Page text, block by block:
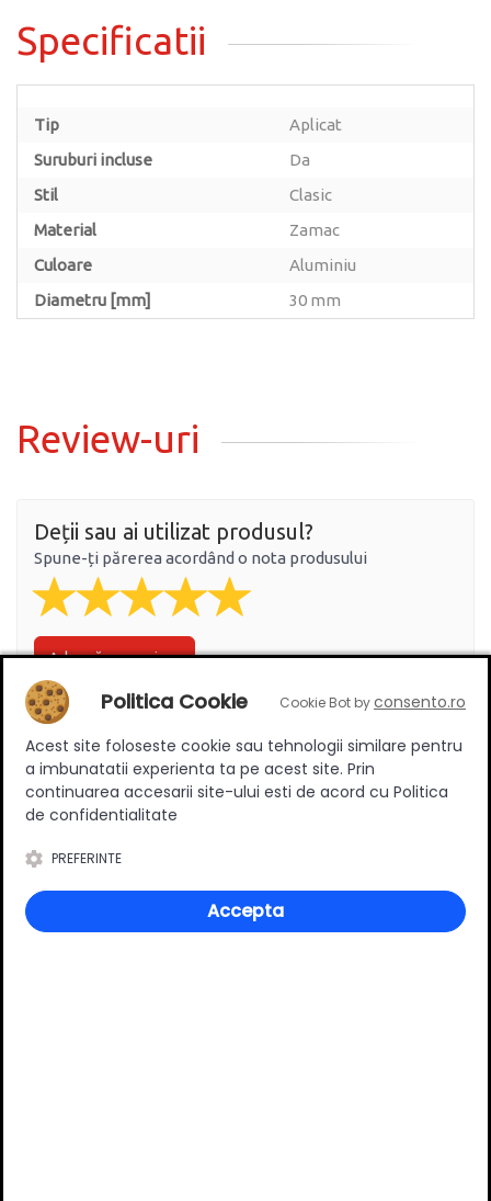
Specificatii
Tip
Aplicat
Suruburi incluse
Da
Stil
Clasic
Material
Zamac
Culoare
Aluminiu
Diametru [mm]
30 mm
Review-uri
Deții sau ai utilizat produsul?
Spune-ți părerea acordând o nota produsului
Adaugă un review
Ratingul general al produsului
0 (0 review-uri)
Politica Cookie Cookie Bot byconsento.ro
Acest site foloseste cookie sau tehnologii similare pentru
a imbunatatii experienta ta pe acest site. Prin
continuarea accesarii site-ului esti de acord cu Politica
de confidentialitate
PREFERINTE
Accepta